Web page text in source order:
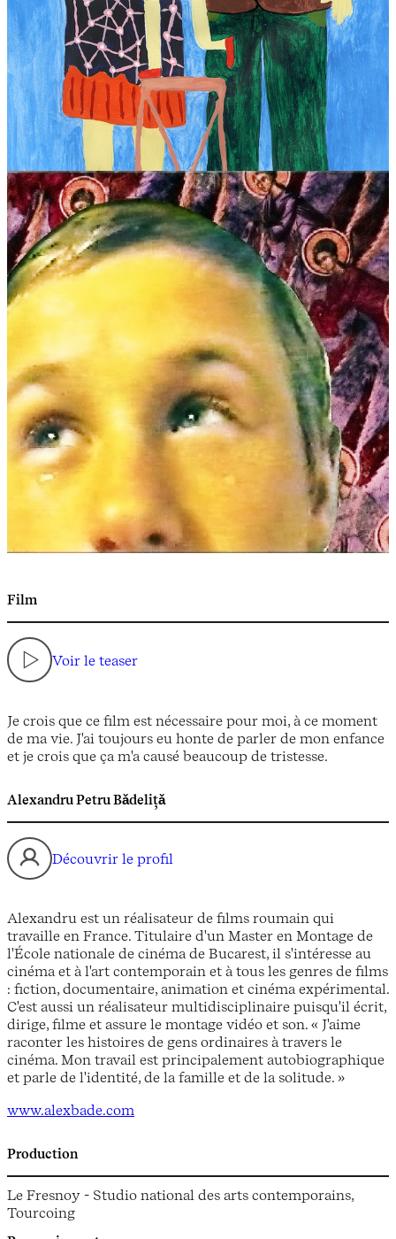
Film
Voir le teaser
Je crois que ce film est nécessaire pour moi, à ce moment
de ma vie. J'ai toujours eu honte de parler de mon enfance
et je crois que ça m'a causé beaucoup de tristesse.
Alexandru Petru Bǎdelițǎ
Découvrir le profil
Alexandru est un réalisateur de films roumain qui
travaille en France. Titulaire d'un Master en Montage de
l'École nationale de cinéma de Bucarest, il s'intéresse au
cinéma et à l'art contemporain et à tous les genres de films
: fiction, documentaire, animation et cinéma expérimental.
C'est aussi un réalisateur multidisciplinaire puisqu'il écrit,
dirige, filme et assure le montage vidéo et son. « J'aime
raconter les histoires de gens ordinaires à travers le
cinéma. Mon travail est principalement autobiographique
et parle de l'identité, de la famille et de la solitude. »
www.alexbade.com
Production
Le Fresnoy - Studio national des arts contemporains,
Tourcoing